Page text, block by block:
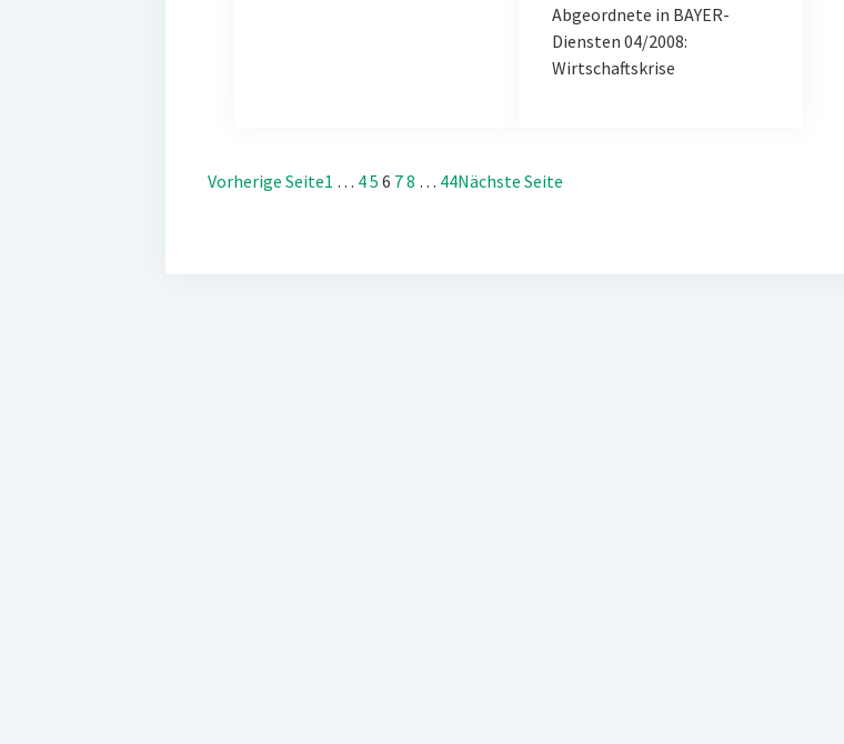
Abgeordnete in BAYER-
Diensten 04/2008:
Wirtschaftskrise
Vorherige Seite1 … 45 6 78 … 44Nächste Seite